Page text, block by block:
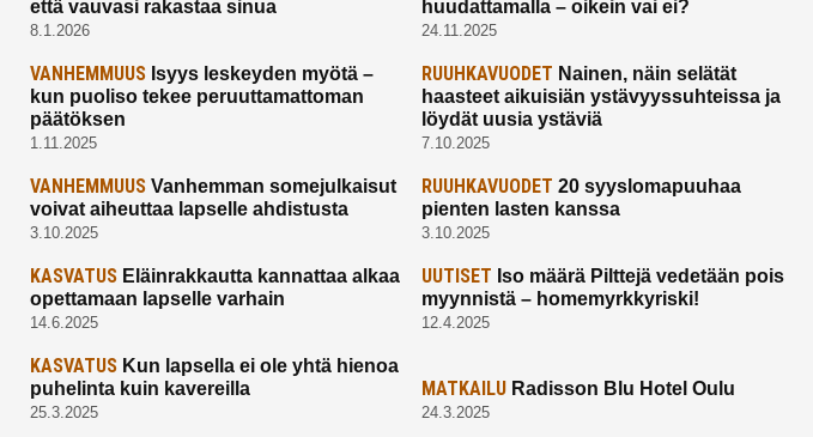
että vauvasi rakastaa sinua
8.1.2026
huudattamalla – oikein vai ei?
24.11.2025
VANHEMMUUS Isyys leskeyden myötä –
kun puoliso tekee peruuttamattoman
päätöksen
1.11.2025
RUUHKAVUODET Nainen, näin selätät
haasteet aikuisiän ystävyyssuhteissa ja
löydät uusia ystäviä
7.10.2025
VANHEMMUUS Vanhemman somejulkaisut
voivat aiheuttaa lapselle ahdistusta
3.10.2025
RUUHKAVUODET 20 syyslomapuuhaa
pienten lasten kanssa
3.10.2025
KASVATUS Eläinrakkautta kannattaa alkaa
opettamaan lapselle varhain
14.6.2025
UUTISET Iso määrä Pilttejä vedetään pois
myynnistä – homemyrkkyriski!
12.4.2025
KASVATUS Kun lapsella ei ole yhtä hienoa
puhelinta kuin kavereilla
25.3.2025
MATKAILU Radisson Blu Hotel Oulu
24.3.2025